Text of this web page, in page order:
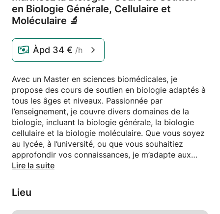
en Biologie Générale, Cellulaire et
Moléculaire 🔬
Àpd 34 € /h
Avec un Master en sciences biomédicales, je
propose des cours de soutien en biologie adaptés à
tous les âges et niveaux. Passionnée par
l’enseignement, je couvre divers domaines de la
biologie, incluant la biologie générale, la biologie
cellulaire et la biologie moléculaire. Que vous soyez
au lycée, à l’université, ou que vous souhaitiez
approfondir vos connaissances, je m’adapte aux
besoins et au rythme de chaque élève pour assurer
With a Master’s degree in Biomedical Sciences, I
offer biology tutoring for all ages and levels.
Lire la suite
Lieu